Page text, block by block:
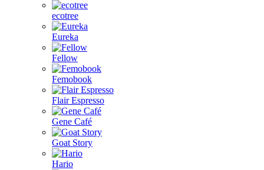
ecotree
Eureka
Fellow
Femobook
Flair Espresso
Gene Café
Goat Story
Hario